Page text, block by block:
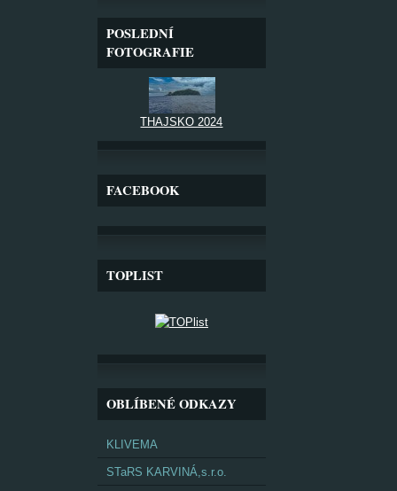
POSLEDNÍ
FOTOGRAFIE
THAJSKO 2024
FACEBOOK
TOPLIST
OBLÍBENÉ ODKAZY
KLIVEMA
STaRS KARVINÁ,s.r.o.